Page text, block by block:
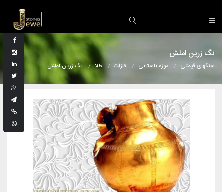
نگ زرین املش
سنگهای قیمتی موزه باستانی فلزات طلا نگ زرین املش